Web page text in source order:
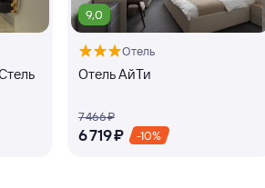
9,0
Отель
Отель АйТи
7 ⁠466 ⁠₽
6 ⁠719 ⁠₽ -10%